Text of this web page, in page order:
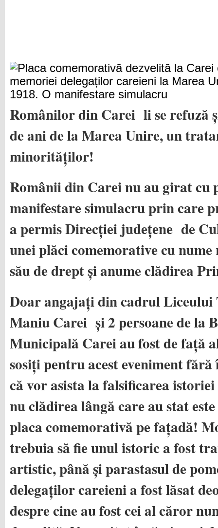
Românilor din Carei li se refuză
de ani de la Marea Unire, un
minorităților!
Românii din Carei nu au girat cu
manifestare simulacru prin care
a permis Direcției județene de
unei plăci comemorative cu
său de drept și anume clădirea
Doar angajați din cadrul Liceului
Maniu Carei și 2 persoane de la
Municipală Carei au fost de față
sosiți pentru acest eveniment fără
că vor asista la falsificarea
nu clădirea lângă care au stat
placa comemorativă pe fațadă!
trebuia să fie unul istoric a fost
artistic, până și parastasul de
delegaților careieni a fost lăsat
despre cine au fost cei al căror